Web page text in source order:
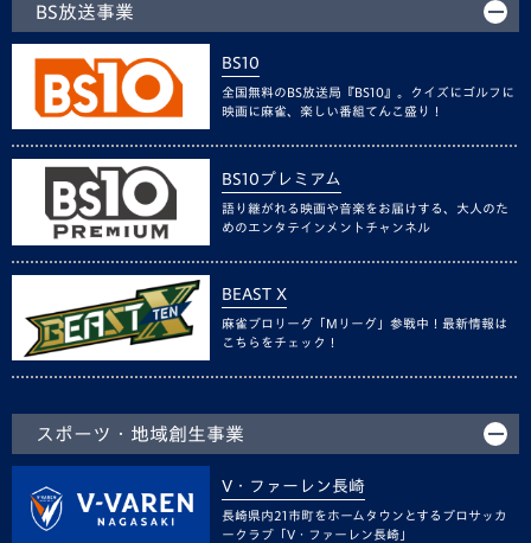
BS放送事業
BS10
全国無料のBS放送局『BS10』。クイズにゴルフに
映画に麻雀、楽しい番組てんこ盛り！
BS10プレミアム
語り継がれる映画や音楽をお届けする、大人のた
めのエンタテインメントチャンネル
BEAST X
麻雀プロリーグ「Mリーグ」参戦中！最新情報は
こちらをチェック！
スポーツ・地域創生事業
V・ファーレン長崎
長崎県内21市町をホームタウンとするプロサッカ
ークラブ「V・ファーレン長崎」